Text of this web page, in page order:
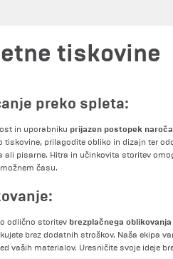
tiskovine
preko spleta:
in uporabniku prijazen postopek
tiskovine, prilagodite obliko in dizajn ter
pisarne. Hitra in učinkovita storitev
času.
odlično storitev brezplačnega
brez dodatnih stroškov. Naša ekipa
vaših materialov. Uresničite svoje ideje